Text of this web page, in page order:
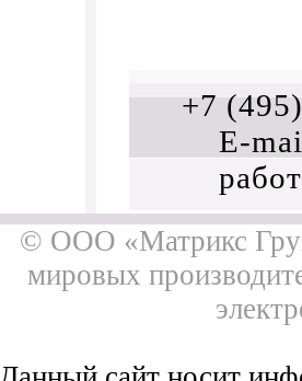
+7
E-
© ООО «Матрикс
мировых